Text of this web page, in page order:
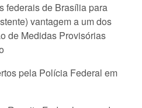
federais de Brasília para
vantagem a um dos
de Medidas Provisórias
pela Polícia Federal em